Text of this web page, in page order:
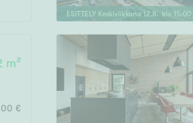
ESITTELY Keskiviikkona 12.8. klo 15:00
m²
ransk.parveke sekä autotalli
€